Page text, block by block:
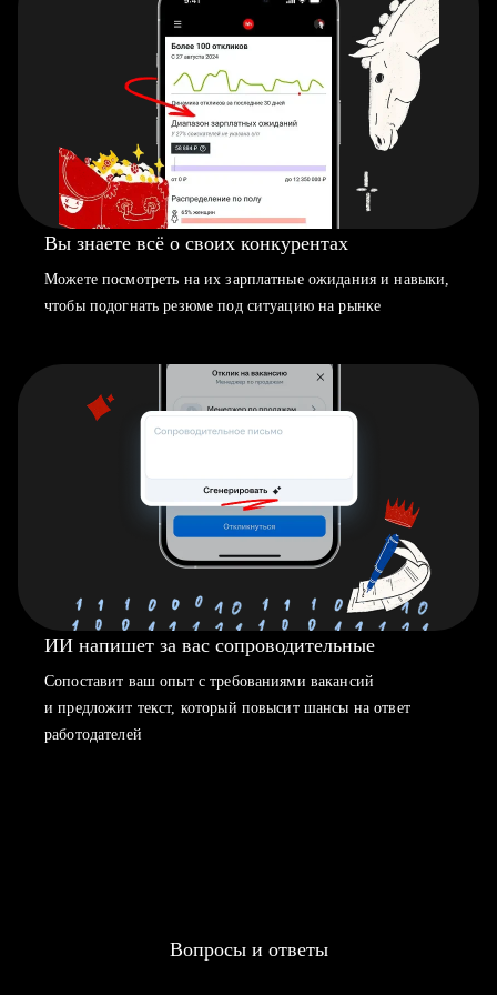
Вы знаете всё о своих конкурентах
Можете посмотреть на их зарплатные ожидания и навыки,
чтобы подогнать резюме под ситуацию на рынке
ИИ напишет за вас сопроводительные
Сопоставит ваш опыт с требованиями вакансий
и предложит текст, который повысит шансы на ответ
работодателей
Вопросы и ответы